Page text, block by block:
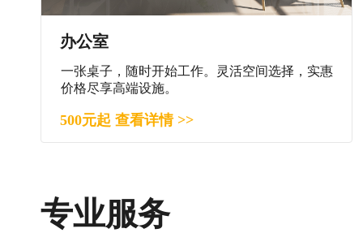
办公室
一张桌子，随时开始工作。灵活空间选择，实惠
价格尽享高端设施。
500元起 查看详情 >>
专业服务